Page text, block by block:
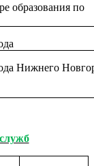
образования по
Нижнего